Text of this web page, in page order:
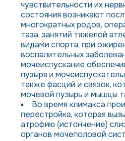
чувствительности их
состояния возникают
многократных родов,
таза, занятий тяжёлой
видами спорта, при
воспалительных
мочеиспускание
пузыря и
также фасций и связок,
мочевой пузырь и мышцы
Во время климакса
перестройка, которая
атрофию (истончение)
органов мочеполовой